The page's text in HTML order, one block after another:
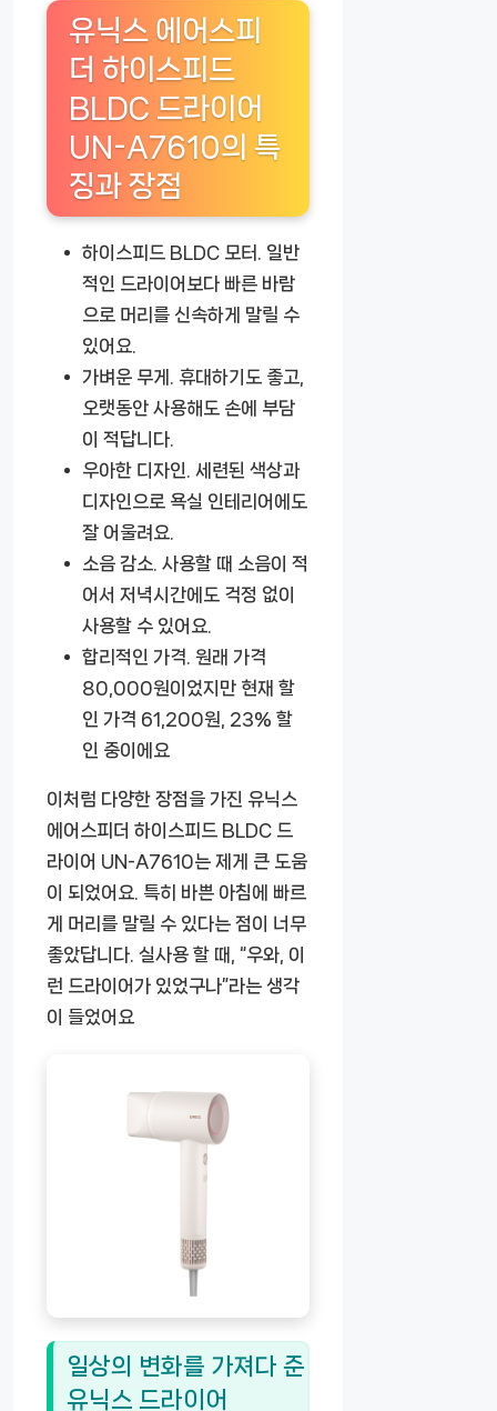
유닉스 에어스피
더 하이스피드
BLDC 드라이어
UN-A7610의 특
징과 장점
하이스피드 BLDC 모터.
일반
적인 드라이어보다 빠른 바람
으로 머리를 신속하게 말릴 수
있어요.
가벼운 무게.
휴대하기도 좋고,
오랫동안 사용해도 손에 부담
이 적답니다.
우아한 디자인. 세련된 색상과
디자인으로 욕실 인테리어에도
잘 어울려요.
소음 감소. 사용할 때 소음이 적
어서 저녁시간에도 걱정 없이
사용할 수 있어요.
합리적인 가격. 원래 가격
80,000원이었지만 현재 할
인 가격 61,200원, 23% 할
인 중이에요
이처럼 다양한 장점을 가진 유닉스
에어스피더 하이스피드 BLDC 드
라이어 UN-A7610는 제게 큰 도움
이 되었어요. 특히 바쁜 아침에 빠르
게 머리를 말릴 수 있다는 점이 너무
좋았답니다. 실사용 할 때, “우와, 이
런 드라이어가 있었구나”라는 생각
이 들었어요
일상의 변화를 가져다 준
유닉스 드라이어